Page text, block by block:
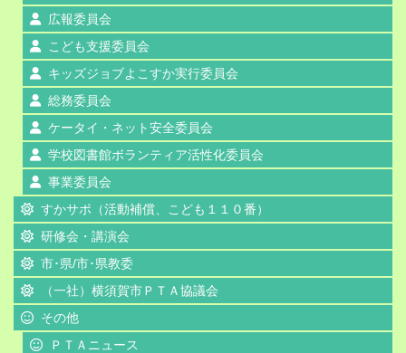
広報委員会
こども支援委員会
キッズジョブよこすか実行委員会
総務委員会
ケータイ・ネット安全委員会
学校図書館ボランティア活性化委員会
事業委員会
すかサポ（活動補償、こども１１０番）
研修会・講演会
市･県/市･県教委
（一社）横須賀市ＰＴＡ協議会
その他
ＰＴＡニュース